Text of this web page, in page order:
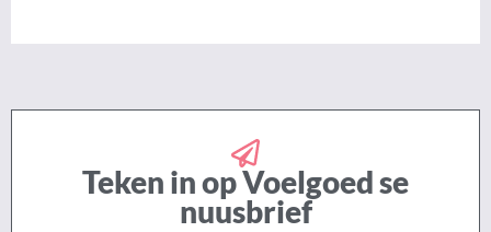
Teken in op Voelgoed se
nuusbrief